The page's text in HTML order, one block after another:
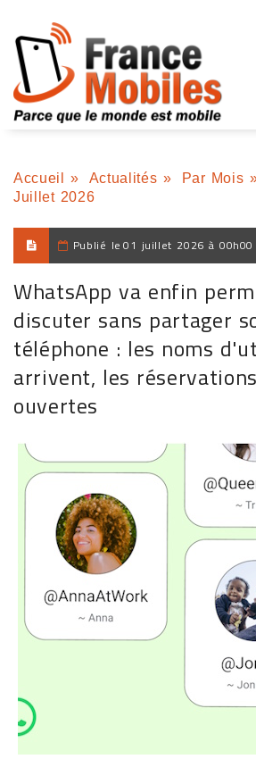
Accueil » Actualités » Par Mois
Juillet 2026
Publié le 01 juillet 2026 à 00h00
WhatsApp va enfin
discuter sans partager
téléphone : les noms
arrivent, les
ouvertes